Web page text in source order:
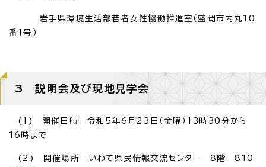
岩手県環境生活部若者女性協働推進室（盛岡市内丸10
番1号）
3 説明会及び現地見学会
(1) 開催日時 令和5年6月23日（金曜）13時30分から
16時まで
(2) 開催場所 いわて県民情報交流センター 8階 810